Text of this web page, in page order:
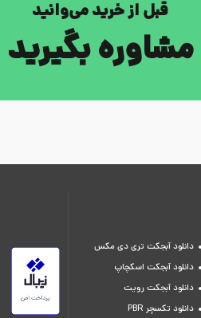
قبل از خرید می‌وانید
مشاوره بگیرید
دانلود آبجکت تری دی مکس
دانلود آبجکت اسکچاپ
دانلود آبجکت رویت
دانلود تکسچر PBR